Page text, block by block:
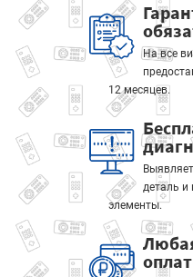
На все
12 месяцев.
деталь и
элементы.